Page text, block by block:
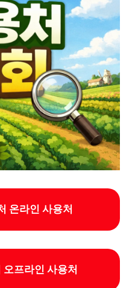
온라인 사용처
프라인 사용처